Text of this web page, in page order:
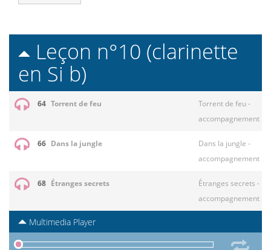
Leçon n°10 (clarinette
en Si b)
64 Torrent de feu
Torrent de feu -
accompagnement
66 Dans la jungle
Dans la jungle -
accompagnement
68 Étranges secrets
Étranges secrets -
accompagnement
Multimedia Player